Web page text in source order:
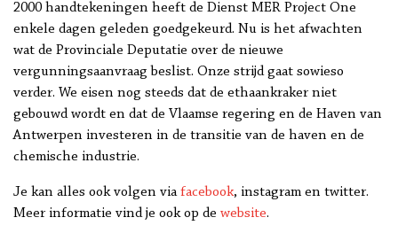
2000 handtekeningen heeft de Dienst MER Project One
enkele dagen geleden goedgekeurd. Nu is het afwachten
wat de Provinciale Deputatie over de nieuwe
vergunningsaanvraag beslist. Onze strijd gaat sowieso
verder. We eisen nog steeds dat de ethaankraker niet
gebouwd wordt en dat de Vlaamse regering en de Haven van
Antwerpen investeren in de transitie van de haven en de
chemische industrie.
Je kan alles ook volgen viafacebook, instagram en twitter.
Meer informatie vind je ook op de website.